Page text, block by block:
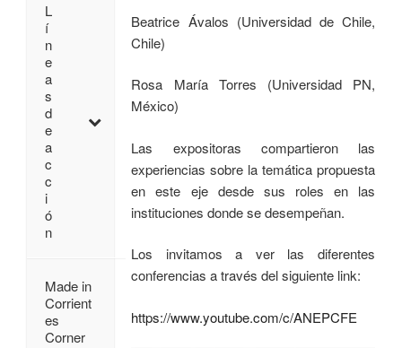
Beatrice Ávalos (Universidad de Chile,
Chile)
Rosa María Torres (Universidad PN,
México)
Las expositoras compartieron las
experiencias sobre la temática propuesta
en este eje desde sus roles en las
instituciones donde se desempeñan.
Los invitamos a ver las diferentes
conferencias a través del siguiente link:
https://www.youtube.com/c/ANEPCFE
L
í
n
e
a
s
d
e
a
c
c
i
ó
n
Made in
Corrient
es
Corner